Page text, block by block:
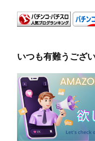
いつも有難うござ